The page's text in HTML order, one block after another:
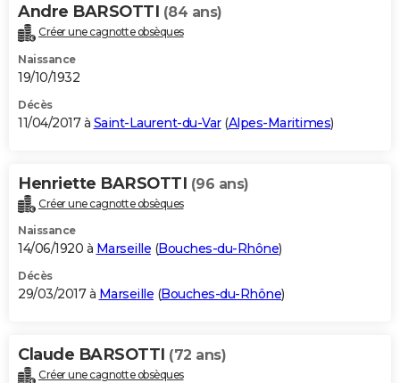
Andre BARSOTTI (84 ans)
Créer une cagnotte obsèques
Naissance
19/10/1932
Décès
11/04/2017 à Saint-Laurent-du-Var(Alpes-Maritimes)
Henriette BARSOTTI (96 ans)
Créer une cagnotte obsèques
Naissance
14/06/1920 à Marseille (Bouches-du-Rhône)
Décès
29/03/2017 à Marseille (Bouches-du-Rhône)
Claude BARSOTTI (72 ans)
Créer une cagnotte obsèques